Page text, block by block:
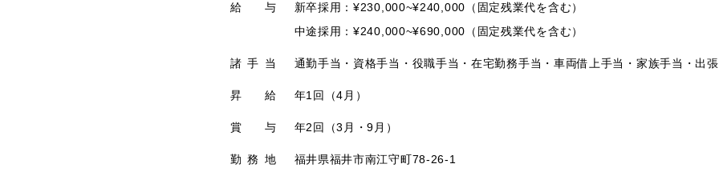
給与新卒採用：¥230,000~¥240,000（固定残業代を含む）
中途採用：¥240,000~¥690,000（固定残業代を含む）
諸手当 通勤手当・資格手当・役職手当・在宅勤務手当・車両借上手当・家族手当・出
昇給年1回（4月）
賞与年2回（3月・9月）
勤務地 福井県福井市南江守町78-26-1